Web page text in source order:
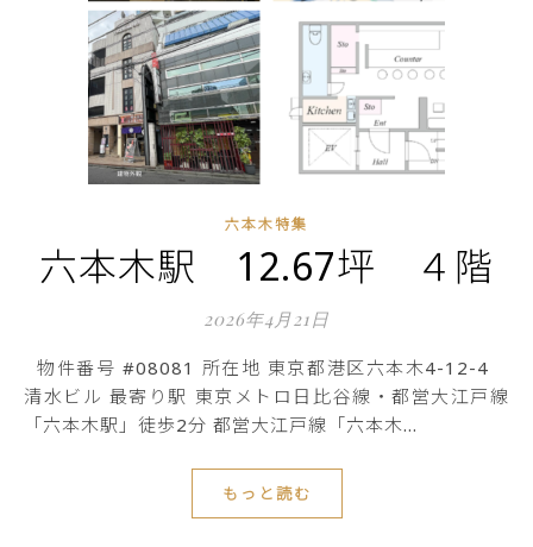
六本木特集
六本木駅 12.67坪 ４階
2026年4月21日
物件番号 #08081 所在地 東京都港区六本木4-12-4
清水ビル 最寄り駅 東京メトロ日比谷線・都営大江戸線
「六本木駅」徒歩2分 都営大江戸線「六本木…
もっと読む